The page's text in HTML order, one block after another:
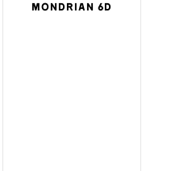
MONDRIAN 6D